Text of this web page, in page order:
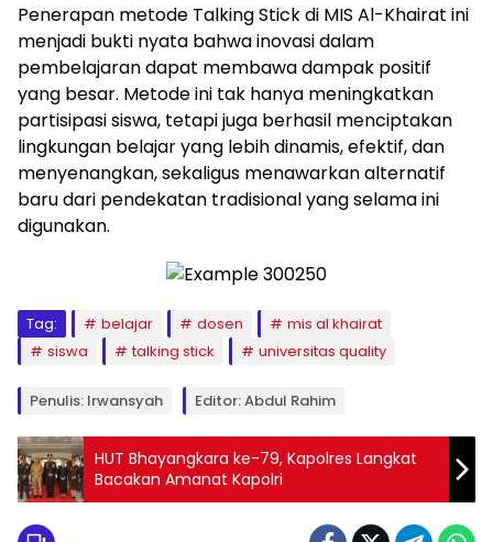
Penerapan metode Talking Stick di MIS Al-Khairat ini
menjadi bukti nyata bahwa inovasi dalam
pembelajaran dapat membawa dampak positif
yang besar. Metode ini tak hanya meningkatkan
partisipasi siswa, tetapi juga berhasil menciptakan
lingkungan belajar yang lebih dinamis, efektif, dan
menyenangkan, sekaligus menawarkan alternatif
baru dari pendekatan tradisional yang selama ini
digunakan.
Tag: belajar dosen
mis al khairat
siswa
talking stick universitas quality
Penulis: Irwansyah Editor: Abdul Rahim
HUT Bhayangkara ke-79, Kapolres Langkat
Bacakan Amanat Kapolri